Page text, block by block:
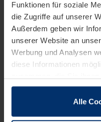
Funktionen für soziale
die Zugriffe auf unserer
Außerdem geben wir
unserer Website an
Werbung und Analysen
diese Informationen
sie im Rahmen Ihrer
Alle